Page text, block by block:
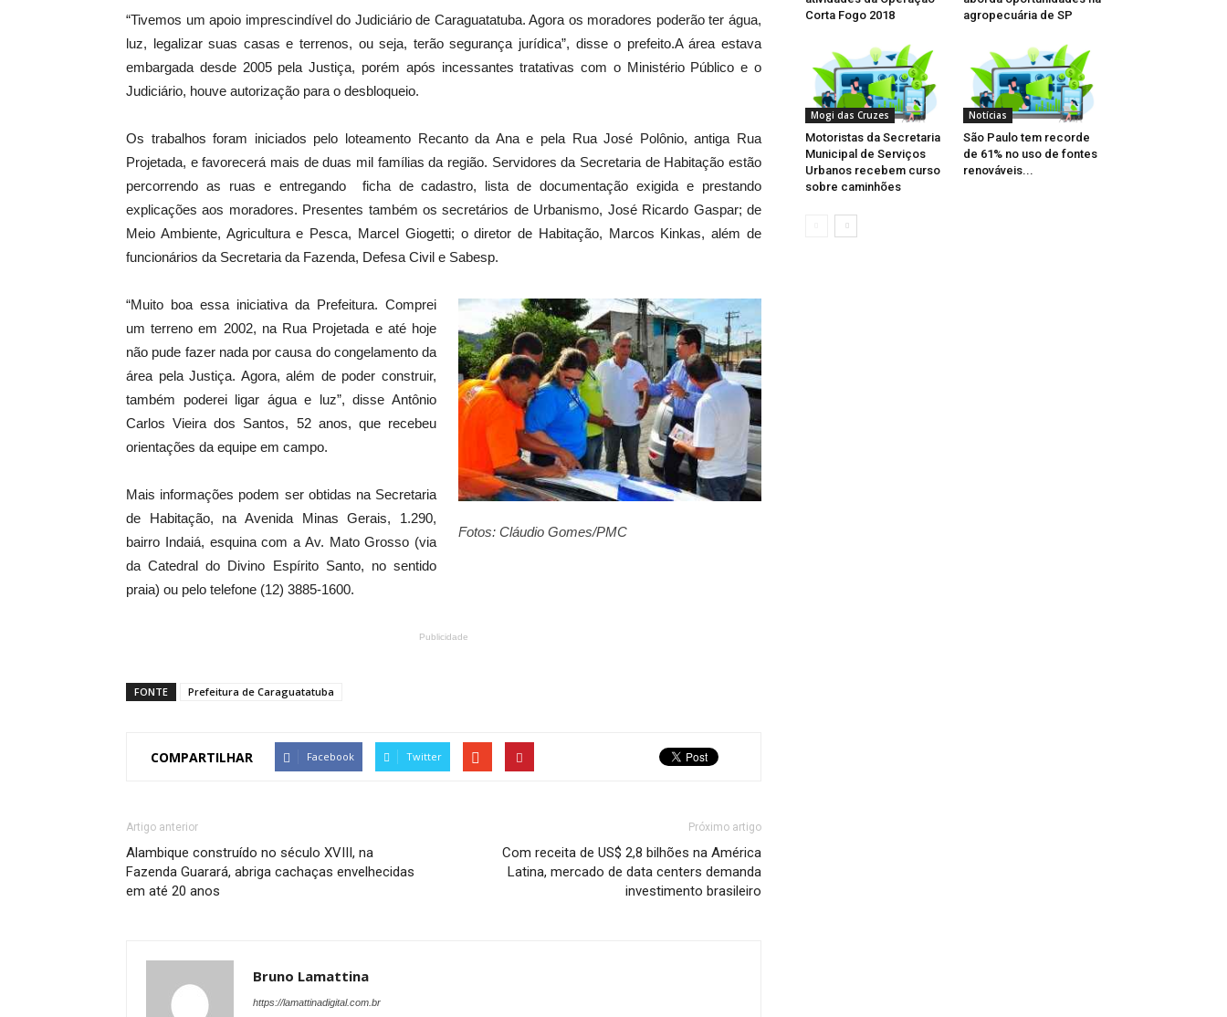
“Tivemos um apoio imprescindível do Judiciário de Caraguatatuba. Agora os moradores poderão ter água,
luz, legalizar suas casas e terrenos, ou seja, terão segurança jurídica”, disse o prefeito.A área estava
embargada desde 2005 pela Justiça, porém após incessantes tratativas com o Ministério Público e o
Judiciário, houve autorização para o desbloqueio.
Os trabalhos foram iniciados pelo loteamento Recanto da Ana e pela Rua José Polônio, antiga Rua
Projetada, e favorecerá mais de duas mil famílias da região. Servidores da Secretaria de Habitação estão
percorrendo as ruas e entregando ficha de cadastro, lista de documentação exigida e prestando
explicações aos moradores. Presentes também os secretários de Urbanismo, José Ricardo Gaspar; de
Meio Ambiente, Agricultura e Pesca, Marcel Giogetti; o diretor de Habitação, Marcos Kinkas, além de
funcionários da Secretaria da Fazenda, Defesa Civil e Sabesp.
Fotos: Cláudio Gomes/PMC
“Muito boa essa iniciativa da Prefeitura. Comprei
um terreno em 2002, na Rua Projetada e até hoje
não pude fazer nada por causa do congelamento da
área pela Justiça. Agora, além de poder construir,
também poderei ligar água e luz”, disse Antônio
Carlos Vieira dos Santos, 52 anos, que recebeu
orientações da equipe em campo.
Mais informações podem ser obtidas na Secretaria
de Habitação, na Avenida Minas Gerais, 1.290,
bairro Indaiá, esquina com a Av. Mato Grosso (via
da Catedral do Divino Espírito Santo, no sentido
praia) ou pelo telefone (12) 3885-1600.
Publicidade
FONTE Prefeitura de Caraguatatuba
COMPARTILHAR Facebook Twitter
Artigo anterior
Alambique construído no século XVIII, na
Fazenda Guarará, abriga cachaças envelhecidas
em até 20 anos
Próximo artigo
Com receita de US$ 2,8 bilhões na América
Latina, mercado de data centers demanda
investimento brasileiro
Bruno Lamattina
https://lamattinadigital.com.br
Corta Fogo 2018
agropecuária de SP
Mogi das Cruzes
Motoristas da Secretaria
Municipal de Serviços
Urbanos recebem curso
sobre caminhões
Notícias
São Paulo tem recorde
de 61% no uso de fontes
renováveis...